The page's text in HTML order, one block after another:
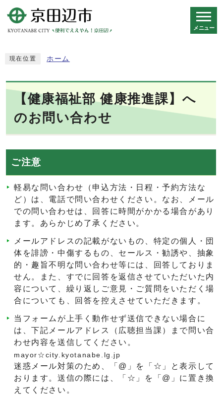
メニュー
現在位置 ホーム
【健康福祉部 健康推進課】へ
のお問い合わせ
ご注意
軽易な問い合わせ（申込方法・日程・予約方法な
ど）は、電話で問い合わせください。なお、メール
での問い合わせは、回答に時間がかかる場合があり
ます。あらかじめ了承ください。
メールアドレスの記載がないもの、特定の個人・団
体を誹謗・中傷するもの、セールス・勧誘や、抽象
的・趣旨不明な問い合わせ等には、回答しておりま
せん。また、すでに回答を返信させていただいた内
容について、繰り返しご意見・ご質問をいただく場
合についても、回答を控えさせていただきます。
当フォームが上手く動作せず送信できない場合に
は、下記メールアドレス（広聴担当課）まで問い合
わせ内容を送信してください。
mayor☆city.kyotanabe.lg.jp
迷惑メール対策のため、「@」を「☆」と表示して
おります。送信の際には、「☆」を「@」に置き換
えてください。